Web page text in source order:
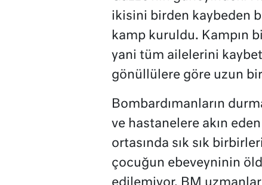
ikisini birden kaybeden
kamp kuruldu. Kampın
yani tüm ailelerini
gönüllülere göre uzun
Bombardımanların
ve hastanelere akın
ortasında sık sık
çocuğun ebeveyninin